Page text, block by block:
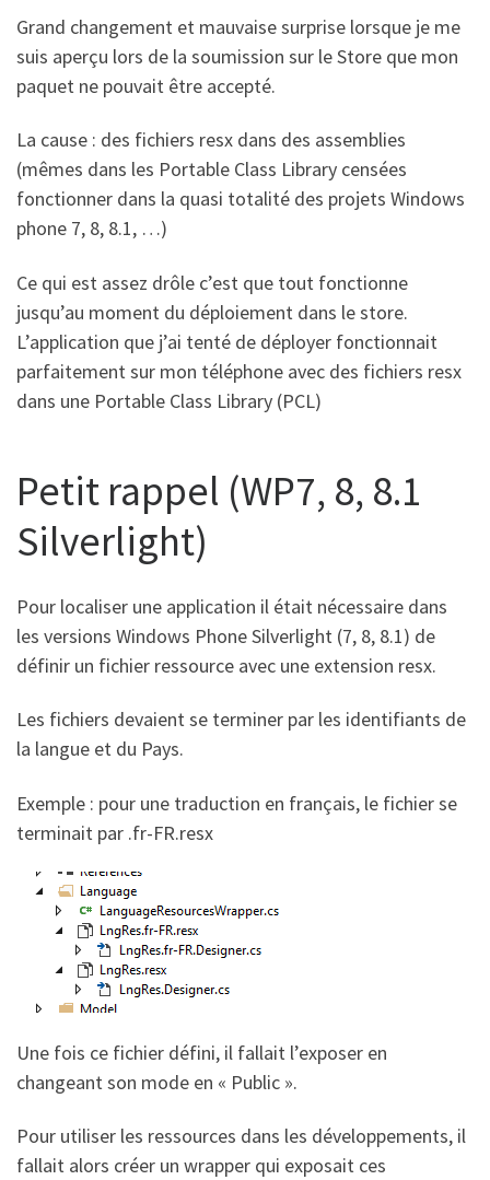
Grand changement et mauvaise surprise lorsque je me
suis aperçu lors de la soumission sur le Store que mon
paquet ne pouvait être accepté.
La cause : des fichiers resx dans des assemblies
(mêmes dans les Portable Class Library censées
fonctionner dans la quasi totalité des projets Windows
phone 7, 8, 8.1, …)
Ce qui est assez drôle c’est que tout fonctionne
jusqu’au moment du déploiement dans le store.
L’application que j’ai tenté de déployer fonctionnait
parfaitement sur mon téléphone avec des fichiers resx
dans une Portable Class Library (PCL)
Petit rappel (WP7, 8, 8.1
Silverlight)
Pour localiser une application il était nécessaire dans
les versions Windows Phone Silverlight (7, 8, 8.1) de
définir un fichier ressource avec une extension resx.
Les fichiers devaient se terminer par les identifiants de
la langue et du Pays.
Exemple : pour une traduction en français, le fichier se
terminait par .fr-FR.resx
Une fois ce fichier défini, il fallait l’exposer en
changeant son mode en « Public ».
Pour utiliser les ressources dans les développements, il
fallait alors créer un wrapper qui exposait ces